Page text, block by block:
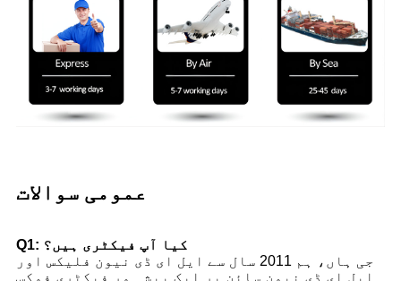
عمومی سوالات
Q1: کیا آپ فیکٹری ہیں؟
جی ہاں، ہم 2011 سال سے ایل ای ڈی نیون فلیکس اور
ایل ای ڈی نیون سائن پر ایک پیشہ ور فیکٹری فوکس